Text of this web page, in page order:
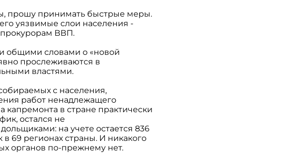
прошу принимать быстрые меры.
уязвимые слои населения -
ВВП.
общими словами о «новой
прослеживаются в
властями.
с населения,
работ ненадлежащего
капремонта в стране практически
остался не
на учете остается 836
69 регионах страны. И никакого
органов по-прежнему нет.